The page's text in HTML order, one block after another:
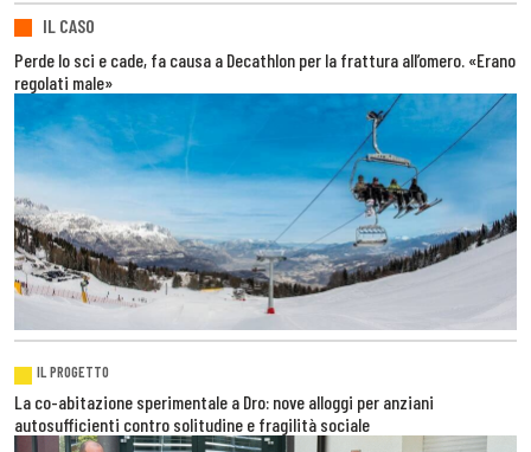
IL CASO
Perde lo sci e cade, fa causa a Decathlon per la frattura all’omero. «Erano
regolati male»
IL PROGETTO
La co-abitazione sperimentale a Dro: nove alloggi per anziani
autosufficienti contro solitudine e fragilità sociale